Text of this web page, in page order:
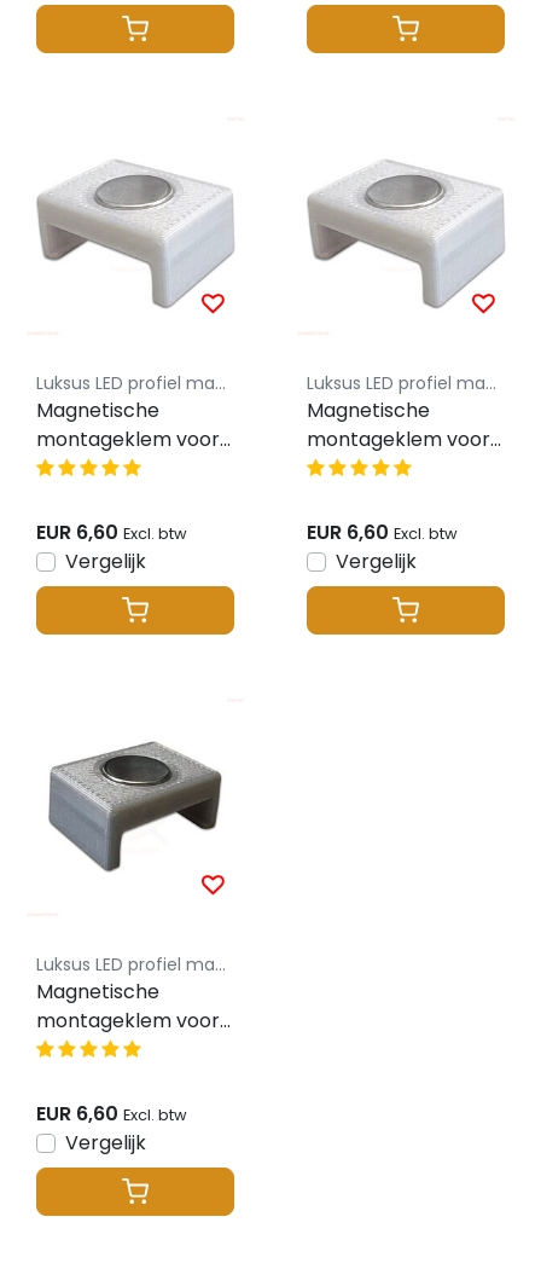
Luksus LED profiel magnetische montageklem
Magnetische
montageklem voor
LED profiel 01WIT
EUR 6,60 Excl. btw
Vergelijk
Luksus LED profiel magnetische montageklem
Magnetische
montageklem voor
wit LED profiel
EUR 6,60 Excl. btw
Vergelijk
Luksus LED profiel magnetische montageklem
Magnetische
montageklem voor
LED profiel 02ALU,
EUR 6,60 Excl. btw
Vergelijk